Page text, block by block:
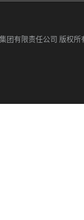
团有限责任公司 版权所